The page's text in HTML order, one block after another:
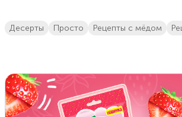
десерты просто рецепты с мёдом